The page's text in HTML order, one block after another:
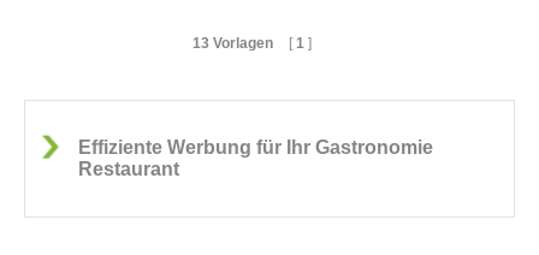
13 Vorlagen [ 1 ]
Effiziente Werbung für Ihr Gastronomie
Restaurant